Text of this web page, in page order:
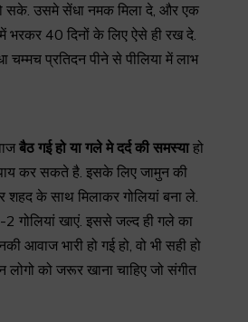
सके. उसमे सेंधा नमक मिला दे, और एक
भरकर 40 दिनों के लिए ऐसे ही रख दे.
प्रतिदन पीने से पीलिया में लाभ
बैठ गई हो या गले मे दर्द की समस्याहो
कर सकते है. इसके लिए जामुन की
शहद के साथ मिलाकर गोलियां बना ले.
गोलियां खाएं. इससे जल्द ही गले का
आवाज भारी हो गई हो, वो भी सही हो
को जरूर खाना चाहिए जो संगीत